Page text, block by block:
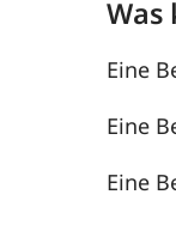
Eine
Eine
Eine